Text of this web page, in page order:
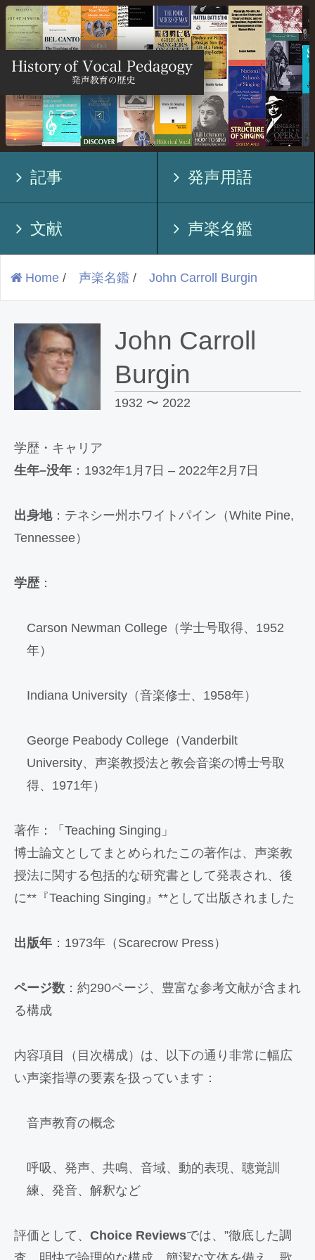
記事 発声用語
文献 声楽名鑑
Home / 声楽名鑑 / John Carroll Burgin
John Carroll
Burgin
1932 〜 2022
学歴・キャリア
生年–没年 ：1932年1月7日 – 2022年2月7日
出身地：テネシー州ホワイトパイン（White Pine,
Tennessee）
学歴 ：
Carson Newman College（学士号取得、1952
年）
Indiana University（音楽修士、1958年）
George Peabody College（Vanderbilt
University、声楽教授法と教会音楽の博士号取
得、1971年）
著作：「Teaching Singing」
博士論文としてまとめられたこの著作は、声楽教
授法に関する包括的な研究書として発表され、後
に**『Teaching Singing』**として出版されました
出版年 ：1973年（Scarecrow Press）
ページ数 ：約290ページ、豊富な参考文献が含まれ
る構成
内容項目（目次構成）は、以下の通り非常に幅広
い声楽指導の要素を扱っています：
音声教育の概念
呼吸、発声、共鳴、音域、動的表現、聴覚訓
練、発音、解釈など
評価として、 Choice Reviewsでは、”徹底した調